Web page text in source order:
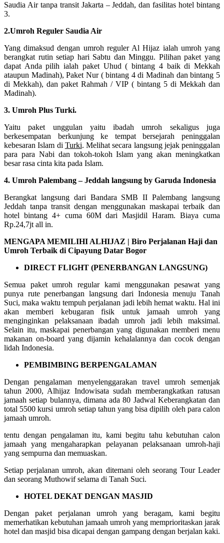
Saudia Air tanpa transit Jakarta – Jeddah, dan fasilitas hotel bintang
3.
2.Umroh Reguler Saudia Air
Yang dimaksud dengan umroh reguler Al Hijaz ialah umroh yang
berangkat rutin setiap hari Sabtu dan Minggu. Pilihan paket yang
dapat Anda pilih ialah paket Uhud ( bintang 4 baik di Mekkah
ataupun Madinah), Paket Nur ( bintang 4 di Madinah dan bintang 5
di Mekkah), dan paket Rahmah / VIP ( bintang 5 di Mekkah dan
Madinah).
3. Umroh Plus Turki.
Yaitu paket unggulan yaitu ibadah umroh sekaligus juga
berkesempatan berkunjung ke tempat bersejarah peninggalan
kebesaran Islam di Turki. Melihat secara langsung jejak peninggalan
para para Nabi dan tokoh-tokoh Islam yang akan meningkatkan
besar rasa cinta kita pada Islam.
4. Umroh Palembang – Jeddah langsung by Garuda Indonesia
Berangkat langsung dari Bandara SMB II Palembang langsung
Jeddah tanpa transit dengan menggunakan maskapai terbaik dan
hotel bintang 4+ cuma 60M dari Masjidil Haram. Biaya cuma
Rp.24,7jt all in.
MENGAPA MEMILIHI ALHIJAZ | Biro Perjalanan Haji dan
Umroh Terbaik di Cipayung Datar Bogor
DIRECT FLIGHT (PENERBANGAN LANGSUNG)
Semua paket umroh regular kami menggunakan pesawat yang
punya rute penerbangan langsung dari Indonesia menuju Tanah
Suci, maka waktu tempuh perjalanan jadi lebih hemat waktu. Hal ini
akan memberi kebugaran fisik untuk jamaah umroh yang
menginginkan pelaksanaan ibadah umroh jadi lebih maksimal.
Selain itu, maskapai penerbangan yang digunakan memberi menu
makanan on-board yang dijamin kehalalannya dan cocok dengan
lidah Indonesia.
PEMBIMBING BERPENGALAMAN
Dengan pengalaman menyelenggarakan travel umroh semenjak
tahun 2000, Alhijaz Indowisata sudah memberangkatkan ratusan
jamaah setiap bulannya, dimana ada 80 Jadwal Keberangkatan dan
total 5500 kursi umroh setiap tahun yang bisa dipilih oleh para calon
jamaah umroh.
tentu dengan pengalaman itu, kami begitu tahu kebutuhan calon
jamaah yang mengaharapkan pelayanan pelaksanaan umroh-haji
yang sempurna dan memuaskan.
Setiap perjalanan umroh, akan ditemani oleh seorang Tour Leader
dan seorang Muthowif selama di Tanah Suci.
HOTEL DEKAT DENGAN MASJID
Dengan paket perjalanan umroh yang beragam, kami begitu
memerhatikan kebutuhan jamaah umroh yang memprioritaskan jarak
hotel dan masjid bisa dicapai dengan gampang dengan berjalan kaki.